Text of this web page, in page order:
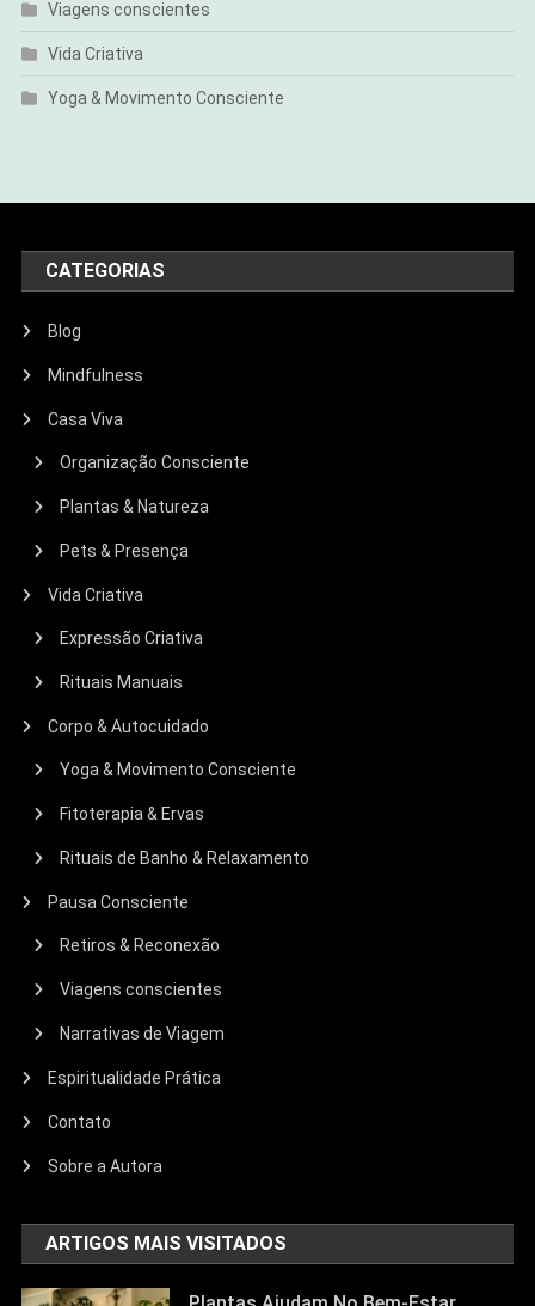
Viagens conscientes
Vida Criativa
Yoga & Movimento Consciente
CATEGORIAS
Blog
Mindfulness
Casa Viva
Organização Consciente
Plantas & Natureza
Pets & Presença
Vida Criativa
Expressão Criativa
Rituais Manuais
Corpo & Autocuidado
Yoga & Movimento Consciente
Fitoterapia & Ervas
Rituais de Banho & Relaxamento
Pausa Consciente
Retiros & Reconexão
Viagens conscientes
Narrativas de Viagem
Espiritualidade Prática
Contato
Sobre a Autora
ARTIGOS MAIS VISITADOS